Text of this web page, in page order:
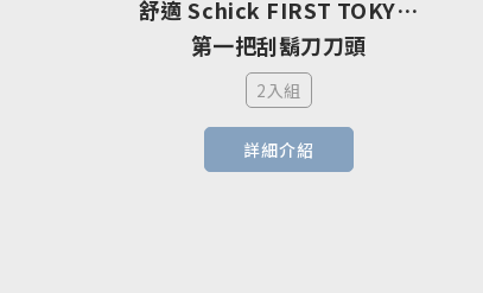
舒適 Schick FIRST TOKYO
第一把刮鬍刀刀頭
2入組
詳細介紹